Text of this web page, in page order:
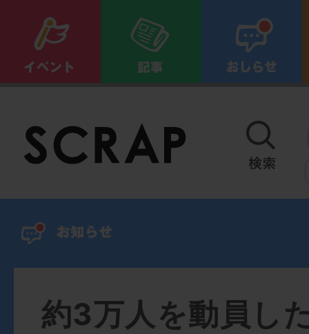
約3万人を動員し